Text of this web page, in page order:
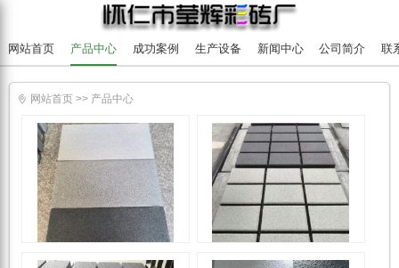
网站首页 产品中心 成功案例 生产设备 新闻中心 公司简介 联
 网站首页 >> 产品中心